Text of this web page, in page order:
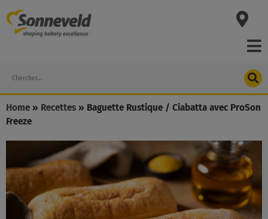
to
content
Search
Home » Recettes » Baguette Rustique / Ciabatta avec ProSon
Freeze